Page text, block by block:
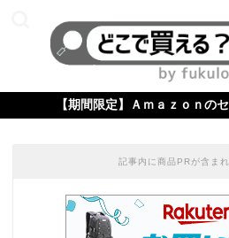
【期間限定】Ａｍａｚｏｎの
記事内に商品PRが含まれ